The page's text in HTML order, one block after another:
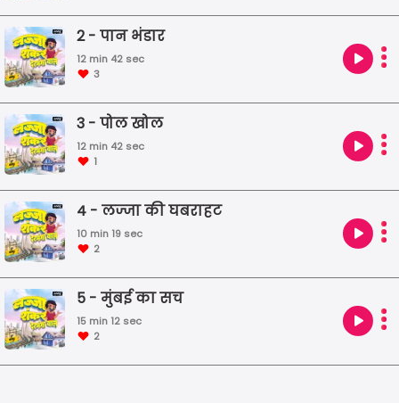
के बारे में जानने का मौका मिलेगा। तो आइए, आप और हम
मिलकर सुने लज्जा शंकर की ये मज़ेदार कहानी।
2 - पान भंडार
12 min 42 sec
3
3 - पोल खोल
12 min 42 sec
1
4 - लज्जा की घबराहट
10 min 19 sec
2
5 - मुंबई का सच
15 min 12 sec
2